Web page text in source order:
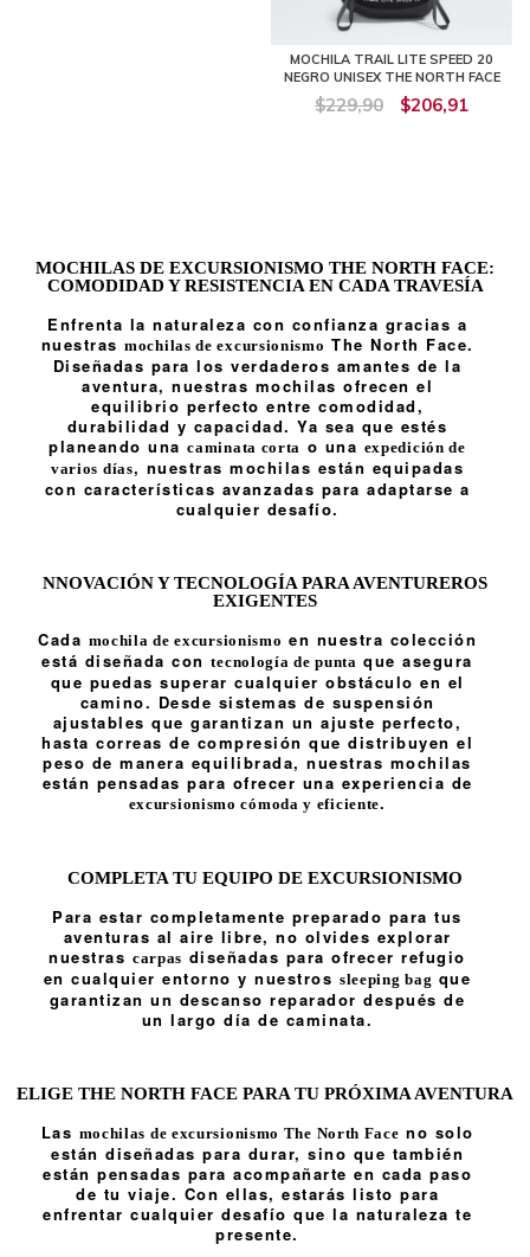
MOCHILA TRAIL LITE SPEED 20
NEGRO UNISEX THE NORTH FACE
$229,90 $206,91
MOCHILAS DE EXCURSIONISMO THE NORTH FACE:
COMODIDAD Y RESISTENCIA EN CADA TRAVESÍA
Enfrenta la naturaleza con confianza gracias a
nuestrasmochilas de excursionismo The North Face.
Diseñadas para los verdaderos amantes de la
aventura, nuestras mochilas ofrecen el
equilibrio perfecto entre comodidad,
durabilidad y capacidad. Ya sea que estés
planeando unacaminata corta o una expedición de
varios días, nuestras mochilas están equipadas
con características avanzadas para adaptarse a
cualquier desafío.
NNOVACIÓN Y TECNOLOGÍA PARA AVENTUREROS
EXIGENTES
Cada mochila de excursionismo en nuestra colección
está diseñada contecnología de punta que asegura
que puedas superar cualquier obstáculo en el
camino. Desde sistemas de suspensión
ajustables que garantizan un ajuste perfecto,
hasta correas de compresión que distribuyen el
peso de manera equilibrada, nuestras mochilas
están pensadas para ofrecer una experiencia de
excursionismo cómoda y eficiente.
COMPLETA TU EQUIPO DE EXCURSIONISMO
Para estar completamente preparado para tus
aventuras al aire libre, no olvides explorar
nuestras carpas diseñadas para ofrecer refugio
en cualquier entorno y nuestros sleeping bag que
garantizan un descanso reparador después de
un largo día de caminata.
ELIGE THE NORTH FACE PARA TU PRÓXIMA AVENTURA
Las mochilas de excursionismo The North Face no solo
están diseñadas para durar, sino que también
están pensadas para acompañarte en cada paso
de tu viaje. Con ellas, estarás listo para
enfrentar cualquier desafío que la naturaleza te
presente.